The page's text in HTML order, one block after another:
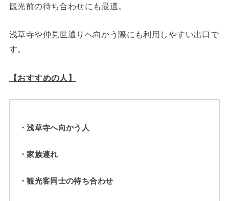
観光前の待ち合わせにも最適。
浅草寺や仲見世通りへ向かう際にも利用しやすい出口で
す。
【おすすめの人】
・浅草寺へ向かう人
・家族連れ
・観光客同士の待ち合わせ